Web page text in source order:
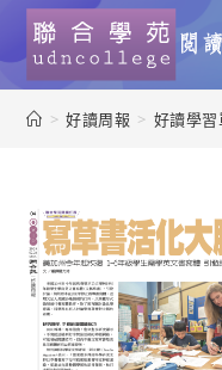
> 好讀周報 > 好讀學習